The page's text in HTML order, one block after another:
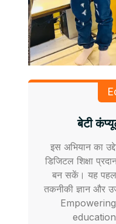
बेटी
इस अभियान का
डिजिटल शिक्षा
बन सकें। यह पहल
तकनीकी ज्ञान और